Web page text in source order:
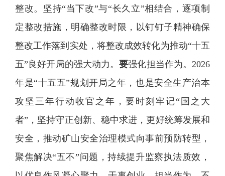
整改。坚持“当下改”与“长久立”相结合，逐项制
定整改措施，明确整改时限，以钉钉子精神确保
整改工作落到实处，将整改成效转化为推动“十五
五”良好开局的强大动力。要强化担当作为。2026
年是“十五五”规划开局之年，也是安全生产治本
攻坚三年行动收官之年，要时刻牢记“国之大
者”，坚持守正创新、稳中求进，更好统筹发展和
安全，推动矿山安全治理模式向事前预防转型，
聚焦解决“五不”问题，持续提升监察执法质效，